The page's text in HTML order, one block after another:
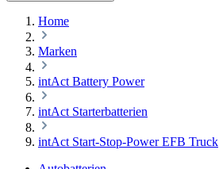
Home
Marken
intAct Battery Power
intAct Starterbatterien
intAct Start-Stop-Power EFB Truck